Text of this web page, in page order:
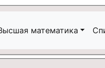
математика